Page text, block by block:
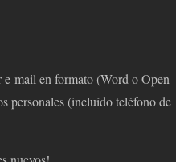
mail en formato (Word o Open
personales (incluído teléfono de